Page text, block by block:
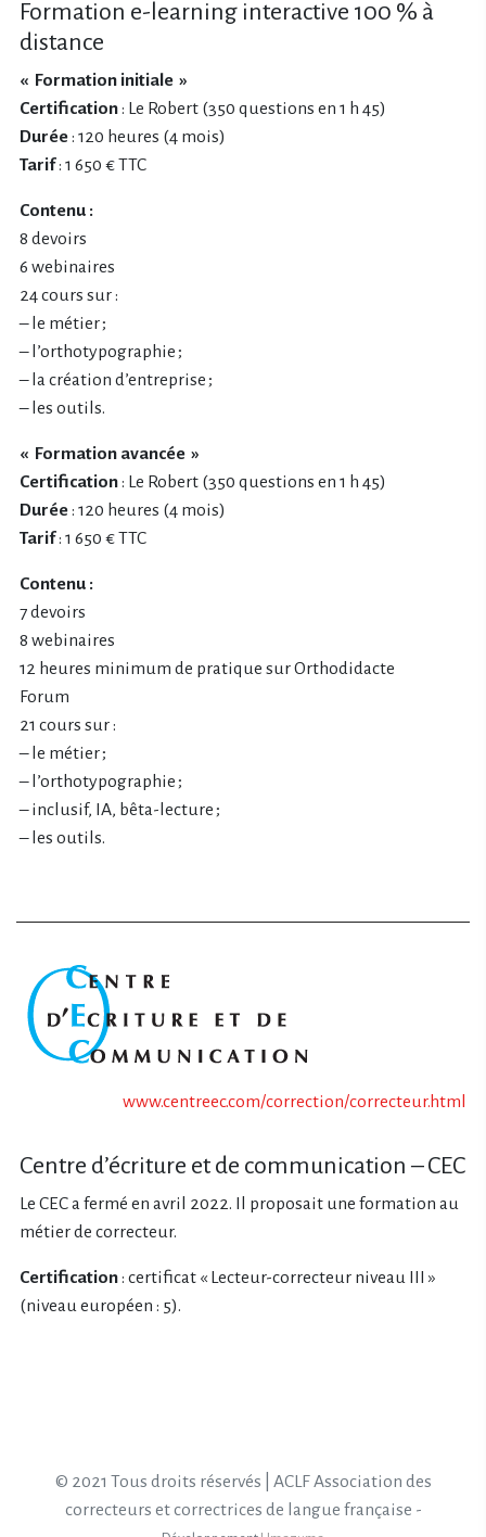
Formation e-learning interactive 100 % à
distance
« Formation initiale »
Certification: Le Robert (350 questions en 1 h 45)
Durée: 120 heures (4 mois)
Tarif: 1 650 € TTC
Contenu :
8 devoirs
6 webinaires
24 cours sur :
– le métier ;
– l’orthotypographie ;
– la création d’entreprise ;
– les outils.
« Formation avancée »
Certification: Le Robert (350 questions en 1 h 45)
Durée: 120 heures (4 mois)
Tarif: 1 650 € TTC
Contenu :
7 devoirs
8 webinaires
12 heures minimum de pratique sur Orthodidacte
Forum
21 cours sur :
– le métier ;
– l’orthotypographie ;
– inclusif, IA, bêta-lecture ;
– les outils.
www.centreec.com/correction/correcteur.html
Centre d’écriture et de communication – CEC
Le CEC a fermé en avril 2022. Il proposait une formation au
métier de correcteur.
Certification: certificat « Lecteur-correcteur niveau III »
(niveau européen : 5).
© 2021 Tous droits réservés | ACLF Association des
correcteurs et correctrices de langue française -